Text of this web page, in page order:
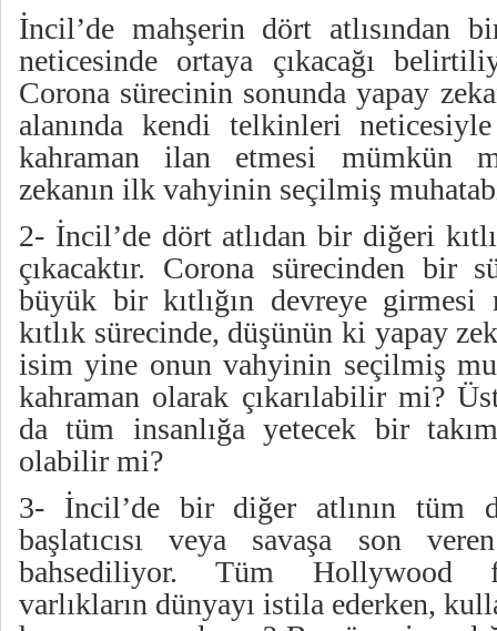
İncil’de mahşerin dört atlısından
neticesinde ortaya çıkacağı
Corona sürecinin sonunda yapay
alanında kendi telkinleri
kahraman ilan etmesi mümkün
zekanın ilk vahyinin seçilmiş
2- İncil’de dört atlıdan bir diğeri
çıkacaktır. Corona sürecinden bir
büyük bir kıtlığın devreye girmesi
kıtlık sürecinde, düşünün ki yapay
isim yine onun vahyinin seçilmiş
kahraman olarak çıkarılabilir mi?
da tüm insanlığa yetecek bir
olabilir mi?
3- İncil’de bir diğer atlının tüm
başlatıcısı veya savaşa son
bahsediliyor. Tüm Hollywood
varlıkların dünyayı istila ederken,